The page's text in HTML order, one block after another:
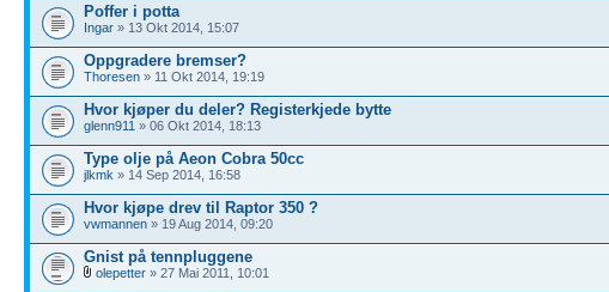
Poffer i potta
Ingar » 13 Okt 2014, 15:07
Oppgradere bremser?
Thoresen » 11 Okt 2014, 19:19
Hvor kjøper du deler? Registerkjede bytte
glenn911 » 06 Okt 2014, 18:13
Type olje på Aeon Cobra 50cc
jlkmk » 14 Sep 2014, 16:58
Hvor kjøpe drev til Raptor 350 ?
vwmannen » 19 Aug 2014, 09:20
Gnist på tennpluggene
olepetter » 27 Mai 2011, 10:01